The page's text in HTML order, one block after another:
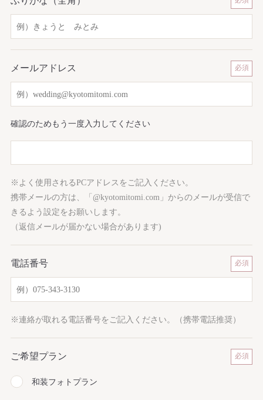
メールアドレス
確認のためもう一度入力してください
※よく使用されるPCアドレスをご記入ください。
携帯メールの方は、「@kyotomitomi.com」からのメールが受信で
きるよう設定をお願いします。
（返信メールが届かない場合があります)
電話番号
※連絡が取れる電話番号をご記入ください。（携帯電話推奨）
ご希望プラン
和装フォトプラン